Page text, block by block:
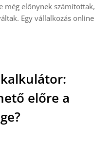
még előnynek számítottak,
Egy vállalkozás online
előre a